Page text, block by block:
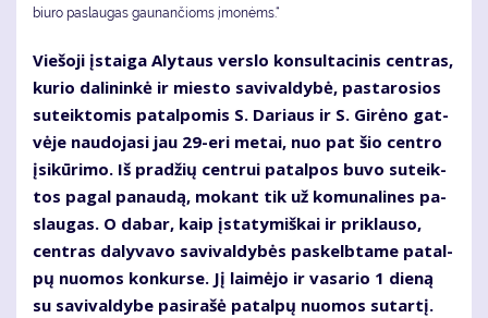
biu­ro pa­slau­gas gau­nan­čioms įmo­nėms.“
Vie­šo­ji įstai­ga Aly­taus ver­slo kon­sul­ta­ci­nis cen­tras,
ku­rio da­li­nin­kė ir mies­to sa­vi­val­dy­bė, pas­ta­ro­sios
su­teik­to­mis pa­tal­po­mis S. Da­riaus ir S. Gi­rė­no gat­
vė­je nau­do­ja­si jau 29-eri me­tai, nuo pat šio cen­tro
įsi­kū­ri­mo. Iš pra­džių cen­trui pa­tal­pos bu­vo su­teik­
tos pa­gal pa­nau­dą, mo­kant tik už ko­mu­na­li­nes pa­
slau­gas. O da­bar, kaip įsta­ty­miš­kai ir pri­klau­so,
cen­tras da­ly­va­vo sa­vi­val­dy­bės pa­skelb­ta­me pa­tal­
pų nuo­mos kon­kur­se. Jį lai­mė­jo ir va­sa­rio 1 die­ną
su sa­vi­val­dy­be pa­si­ra­šė pa­tal­pų nuo­mos su­tar­tį.